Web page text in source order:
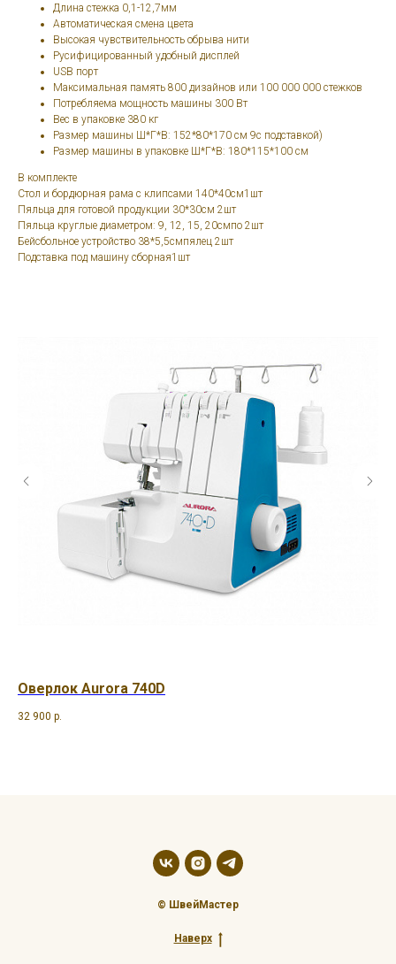
Длина стежка 0,1-12,7мм
Автоматическая смена цвета
Высокая чувствительность обрыва нити
Русифицированный удобный дисплей
USB порт
Максимальная память 800 дизайнов или 100 000 000 стежков
Потребляема мощность машины 300 Вт
Вес в упаковке 380 кг
Размер машины Ш*Г*В: 152*80*170 см 9с подставкой)
Размер машины в упаковке Ш*Г*В: 180*115*100 см
В комплекте
Стол и бордюрная рама с клипсами 140*40cм1шт
Пяльца для готовой продукции 30*30cм 2шт
Пяльца круглые диаметром: 9, 12, 15, 20смпо 2шт
Бейсбольное устройство 38*5,5cмпялец 2шт
Подставка под машину сборная1шт
Оверлок Aurora 740D
32 900 р.
© ШвейМастер
Наверх